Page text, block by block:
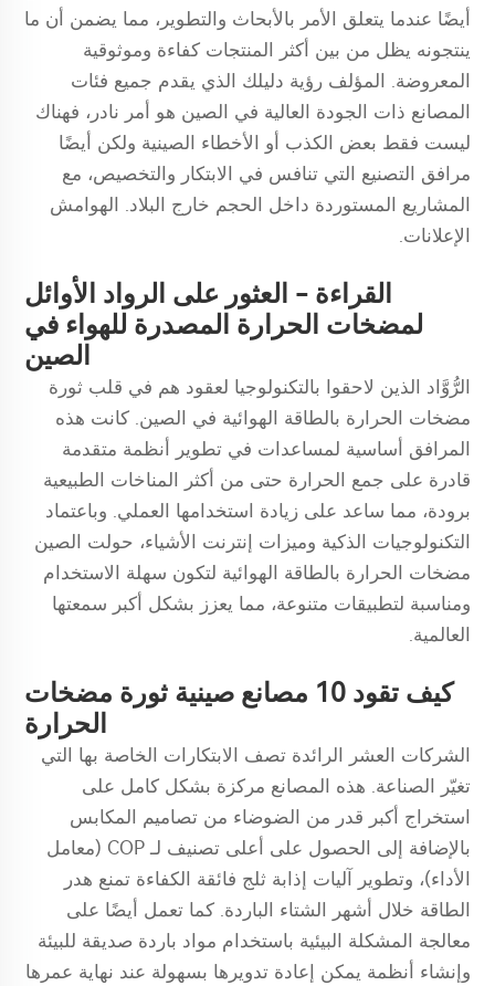
أيضًا عندما يتعلق الأمر بالأبحاث والتطوير، مما يضمن أن ما
ينتجونه يظل من بين أكثر المنتجات كفاءة وموثوقية
المعروضة. المؤلف رؤية دليلك الذي يقدم جميع فئات
المصانع ذات الجودة العالية في الصين هو أمر نادر، فهناك
ليست فقط بعض الكذب أو الأخطاء الصينية ولكن أيضًا
مرافق التصنيع التي تنافس في الابتكار والتخصيص، مع
المشاريع المستوردة داخل الحجم خارج البلاد. الهوامش
الإعلانات.
القراءة - العثور على الرواد الأوائل
لمضخات الحرارة المصدرة للهواء في
الصين
الرُّوَّاد الذين لاحقوا بالتكنولوجيا لعقود هم في قلب ثورة
مضخات الحرارة بالطاقة الهوائية في الصين. كانت هذه
المرافق أساسية لمساعدات في تطوير أنظمة متقدمة
قادرة على جمع الحرارة حتى من أكثر المناخات الطبيعية
برودة، مما ساعد على زيادة استخدامها العملي. وباعتماد
التكنولوجيات الذكية وميزات إنترنت الأشياء، حولت الصين
مضخات الحرارة بالطاقة الهوائية لتكون سهلة الاستخدام
ومناسبة لتطبيقات متنوعة، مما يعزز بشكل أكبر سمعتها
العالمية.
كيف تقود 10 مصانع صينية ثورة مضخات
الحرارة
الشركات العشر الرائدة تصف الابتكارات الخاصة بها التي
تغيّر الصناعة. هذه المصانع مركزة بشكل كامل على
استخراج أكبر قدر من الضوضاء من تصاميم المكابس
بالإضافة إلى الحصول على أعلى تصنيف لـ COP (معامل
الأداء)، وتطوير آليات إذابة ثلج فائقة الكفاءة تمنع هدر
الطاقة خلال أشهر الشتاء الباردة. كما تعمل أيضًا على
معالجة المشكلة البيئية باستخدام مواد باردة صديقة للبيئة
وإنشاء أنظمة يمكن إعادة تدويرها بسهولة عند نهاية عمرها